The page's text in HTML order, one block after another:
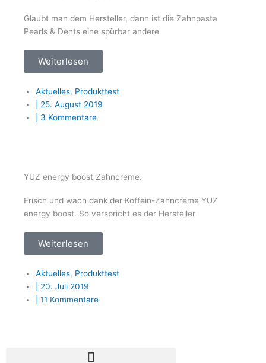
Glaubt man dem Hersteller, dann ist die Zahnpasta
Pearls & Dents eine spürbar andere
Weiterlesen
Aktuelles, Produkttest
25. August 2019
3 Kommentare
YUZ energy boost Zahncreme.
Frisch und wach dank der Koffein-Zahncreme YUZ
energy boost. So verspricht es der Hersteller
Weiterlesen
Aktuelles, Produkttest
20. Juli 2019
11 Kommentare